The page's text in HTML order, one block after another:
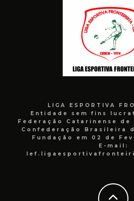
LIGA ESPORTIVA
Entidade sem fins
Federação Catarinense de
Confederação Brasileira
Fundação em 02 de
E-mail: